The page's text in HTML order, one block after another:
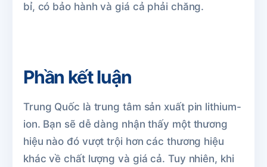
bỉ, có bảo hành và giá cả phải chăng.
Phần kết luận
Trung Quốc là trung tâm sản xuất pin lithium-
ion. Bạn sẽ dễ dàng nhận thấy một thương
hiệu nào đó vượt trội hơn các thương hiệu
khác về chất lượng và giá cả. Tuy nhiên, khi